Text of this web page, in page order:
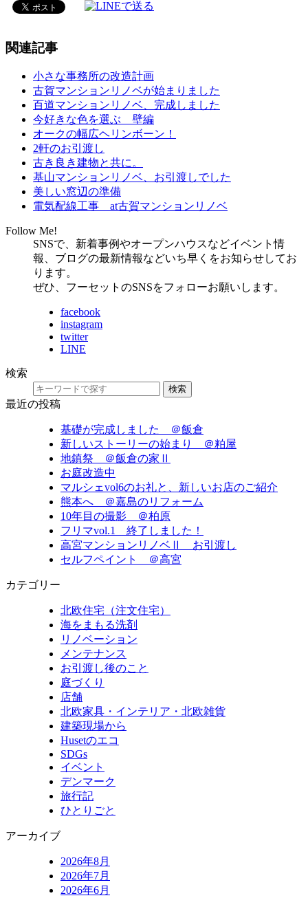
関連記事
小さな事務所の改造計画
古賀マンションリノベが始まりました
百道マンションリノベ、完成しました
今好きな色を選ぶ 壁編
オークの幅広ヘリンボーン！
2軒のお引渡し
古き良き建物と共に。
基山マンションリノベ、お引渡しでした
美しい窓辺の準備
電気配線工事 at古賀マンションリノベ
Follow Me!
SNSで、新着事例やオープンハウスなどイベント情
報、ブログの最新情報などいち早くをお知らせしてお
ります。
ぜひ、フーセットのSNSをフォローお願いします。
facebook
instagram
twitter
LINE
検索
検索
最近の投稿
基礎が完成しました ＠飯倉
新しいストーリーの始まり ＠粕屋
地鎮祭 ＠飯倉の家Ⅱ
お庭改造中
マルシェvol6のお礼と、新しいお店のご紹介
熊本へ ＠嘉島のリフォーム
10年目の撮影 ＠柏原
フリマvol.1 終了しました！
高宮マンションリノベⅡ お引渡し
セルフペイント ＠高宮
カテゴリー
北欧住宅（注文住宅）
海をまもる洗剤
リノベーション
メンテナンス
お引渡し後のこと
庭づくり
店舗
北欧家具・インテリア・北欧雑貨
建築現場から
Husetのエコ
SDGs
イベント
デンマーク
旅行記
ひとりごと
アーカイブ
2026年8月
2026年7月
2026年6月